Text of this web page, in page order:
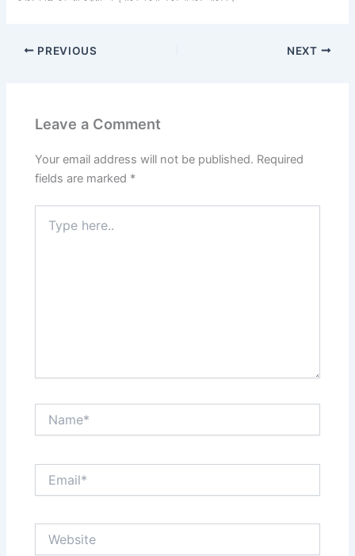
PREVIOUS NEXT
Leave a Comment
Your email address will not be published. Required
fields are marked *
here..